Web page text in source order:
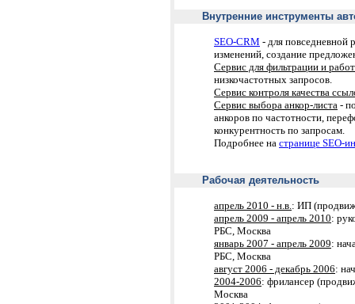
Внутренние инструменты
SEO-CRM - для повседневной
изменений, создание
Сервис для фильтрации и
низкочастотных запросов.
Сервис контроля качества
Сервис выбора анкор-листа -
анкоров по частотности,
конкурентность по запросам.
Подробнее на странице SEO-
Рабочая деятельность
апрель 2010 - н.в.: ИП
апрель 2009 - апрель 2010:
РБС, Москва
январь 2007 - апрель 2009:
РБС, Москва
август 2006 - декабрь 2006:
2004-2006: фрилансер
Москва